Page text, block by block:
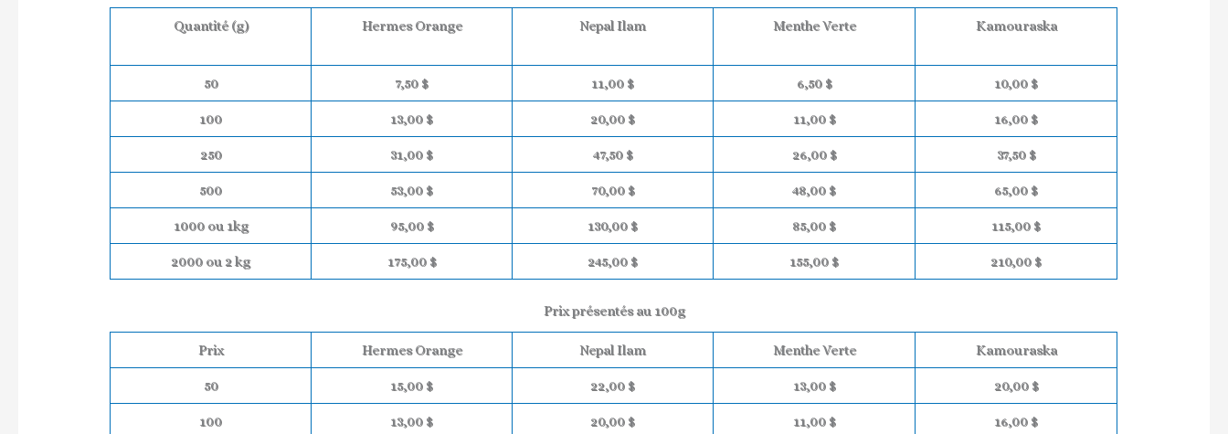
Quantité (g) Hermes Orange Nepal Ilam Menthe Verte Kamouraska
50 7,50 $ 11,00 $ 6,50 $ 10,00 $
100 13,00 $ 20,00 $ 11,00 $ 16,00 $
250 31,00 $ 47,50 $ 26,00 $ 37,50 $
500 53,00 $ 70,00 $ 48,00 $ 65,00 $
1000 ou 1kg 95,00 $ 130,00 $ 85,00 $ 115,00 $
2000 ou 2 kg 175,00 $ 245,00 $ 155,00 $ 210,00 $
Prix présentés au 100g
Prix Hermes Orange Nepal Ilam Menthe Verte Kamouraska
50 15,00 $ 22,00 $ 13,00 $ 20,00 $
100 13,00 $ 20,00 $ 11,00 $ 16,00 $